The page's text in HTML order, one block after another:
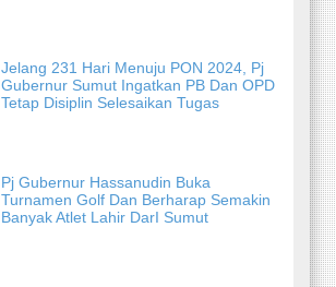
Jelang 231 Hari Menuju PON 2024, Pj
Gubernur Sumut Ingatkan PB Dan OPD
Tetap Disiplin Selesaikan Tugas
Pj Gubernur Hassanudin Buka
Turnamen Golf Dan Berharap Semakin
Banyak Atlet Lahir DarI Sumut